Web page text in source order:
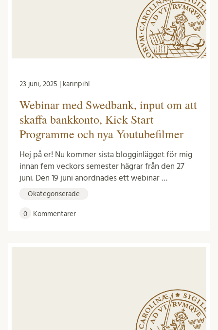
23 juni, 2025 | karinpihl
Webinar med Swedbank, input om att
skaffa bankkonto, Kick Start
Programme och nya Youtubefilmer
Hej på er! Nu kommer sista blogginlägget för mig
innan fem veckors semester hägrar från den 27
juni. Den 19 juni anordnades ett webinar …
Okategoriserade
0 Kommentarer